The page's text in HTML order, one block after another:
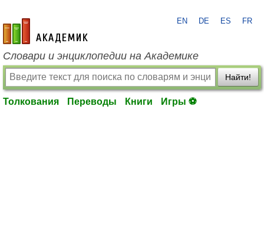
academic.ru
EN DE ES FR
Словари и энциклопедии на Академике
Найти!
Толкования Переводы Книги Игры ⚽